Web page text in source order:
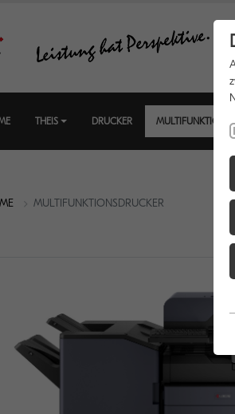
THEIS DRUCKER
MULTIFUNKTIONSDRUCKER